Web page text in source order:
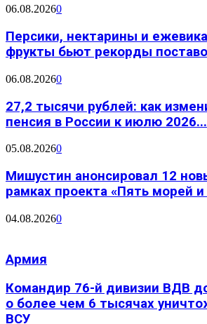
06.08.20260
Персики, нектарины и
фрукты бьют рекорды
06.08.20260
27,2 тысячи рублей: как
пенсия в России к июлю 2026...
05.08.20260
Мишустин анонсировал 12
рамках проекта «Пять морей и
04.08.20260
Армия
Командир 76-й дивизии ВДВ
о более чем 6 тысячах
ВСУ